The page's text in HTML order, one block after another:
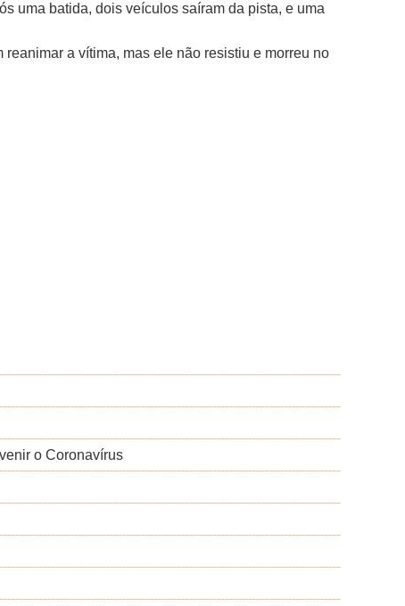
uma batida, dois veículos saíram da pista, e uma
a vítima, mas ele não resistiu e morreu no
o Coronavírus